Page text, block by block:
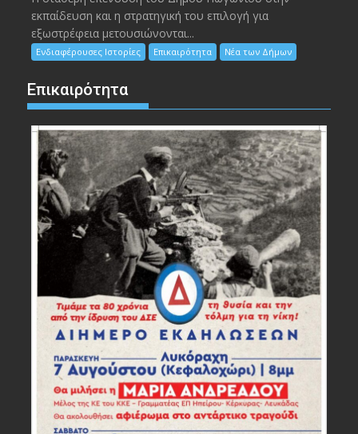
εκπαίδευση και η στρατηγική του επιλογή για
εξωστρέφεια μετουσιώνονται...
Ενδιαφέρουσες Ιστορίες Επικαιρότητα Νέα των Δήμων
Επικαιρότητα